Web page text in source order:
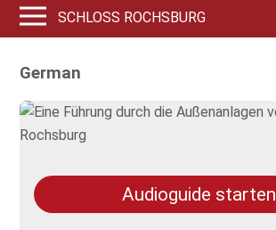
SCHLOSS ROCHSBURG
German
Audioguide starten